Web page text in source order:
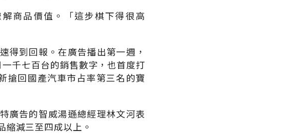
商品價值。「這步棋下得很高
得到回報。在廣告播出第一週，
千七百台的銷售數字，也首度打
搶回國產汽車市占率第三名的寶
廣告的智威湯遜總經理林文河表
減三至四成以上。